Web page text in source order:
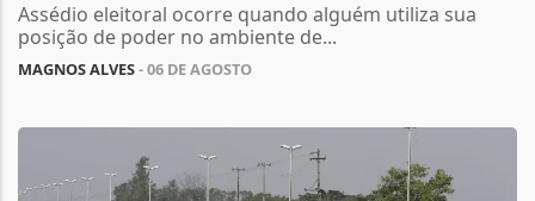
Assédio eleitoral ocorre quando alguém utiliza sua
posição de poder no ambiente de...
MAGNOS ALVES- 06 DE AGOSTO